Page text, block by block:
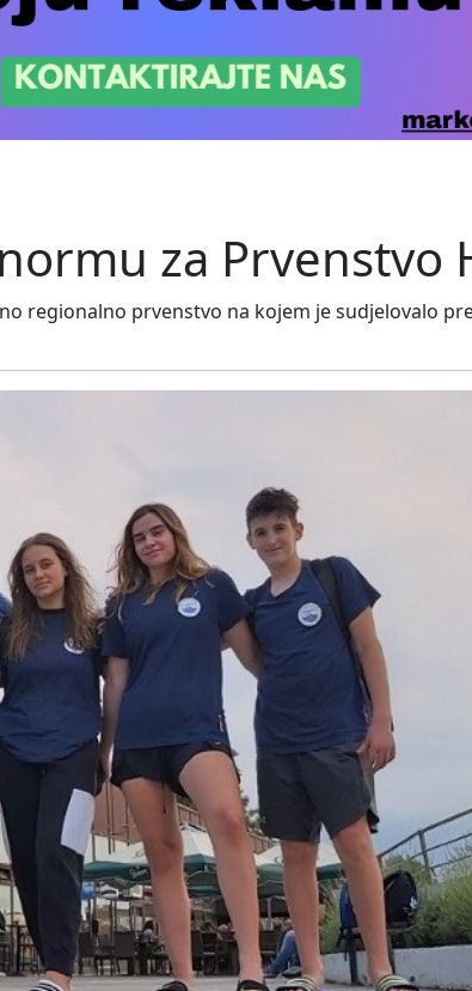
za Prvenstvo
regionalno prvenstvo na kojem je sudjelovalo